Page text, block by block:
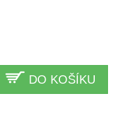
DO KOŠÍKU